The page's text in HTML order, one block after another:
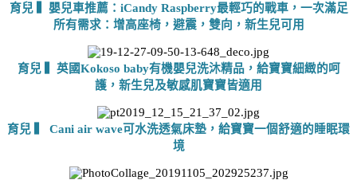
育兒 ▍嬰兒車推薦：iCandy Raspberry最輕巧的戰車，一次滿足
所有需求：增高座椅，避震，雙向，新生兒可用
育兒 ▍英國Kokoso baby有機嬰兒洗沐精品，給寶寶細緻的呵
護，新生兒及敏感肌寶寶皆適用
育兒 ▍ Cani air wave可水洗透氣床墊，給寶寶一個舒適的睡眠環
境